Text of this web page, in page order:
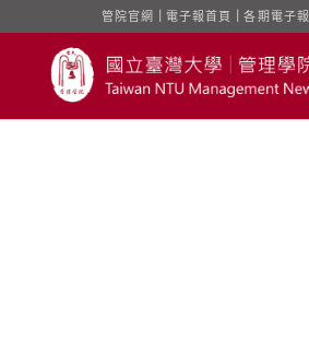
管院官網 電子報首頁 ｜各期電子報